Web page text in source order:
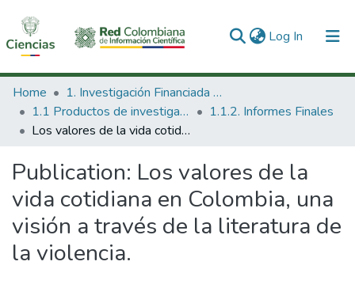
Log In (current)
Communities & Collections
All of DSpace
Home
1. Investigación Financiada con Recursos Públicos
1.1 Productos de investigación
1.1.2. Informes Finales
Los valores de la vida cotidiana en Colombia, una visión a través de la literatura de la violencia.
Publication: Los valores de la
vida cotidiana en Colombia, una
visión a través de la literatura de
la violencia.